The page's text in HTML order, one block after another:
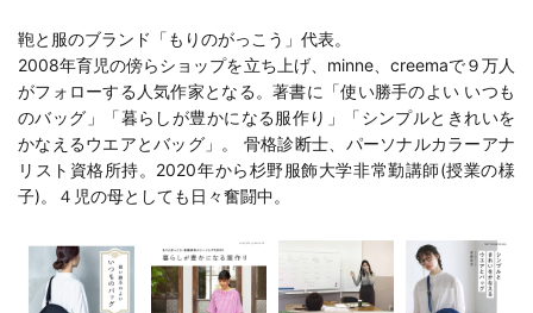
鞄と服のブランド「もりのがっこう」代表。
2008年育児の傍らショップを立ち上げ、minne、creemaで９万人
がフォローする人気作家となる。著書に「使い勝手のよい いつも
のバッグ 」「暮らしが豊かになる服作り 」「シンプルときれいを
かなえるウエアとバッグ 」。 骨格診断士、パーソナルカラーアナ
リスト資格所持。2020年から杉野服飾大学非常勤講師(授業の様
子)。４児の母としても日々奮闘中。